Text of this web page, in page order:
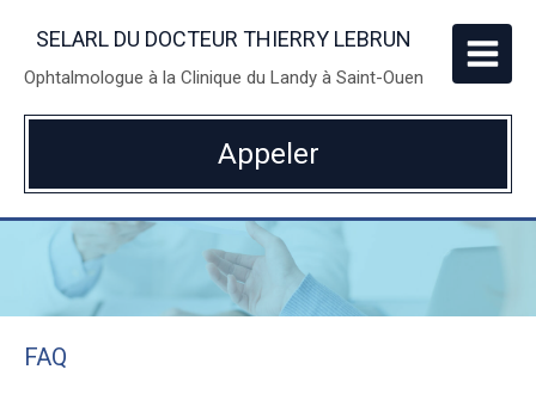
SELARL DU DOCTEUR THIERRY LEBRUN
Ophtalmologue à la Clinique du Landy à Saint-Ouen
Appeler
FAQ